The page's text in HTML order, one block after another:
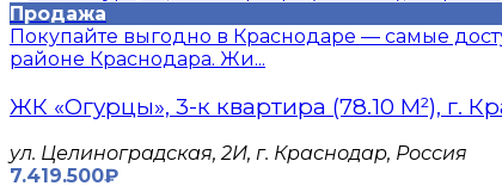
Продажа
Покупайте выгодно в Краснодаре — самые
районе Краснодара. Жи...
ЖК «Огурцы», 3-к квартира (78.10 М²), г.
​ул. Целиноградская, 2И, г. Краснодар, Россия
7.419.500₽